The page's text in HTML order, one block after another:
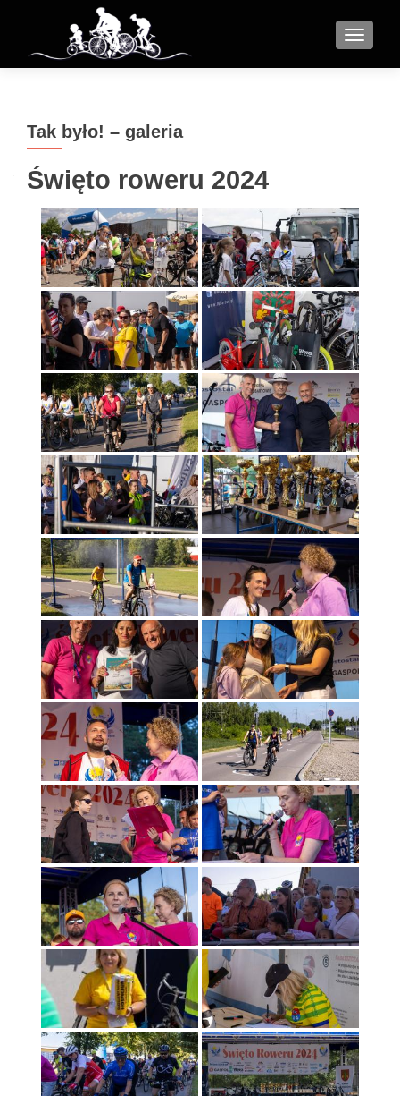
MENU
Tak było! – galeria
Święto roweru 2024